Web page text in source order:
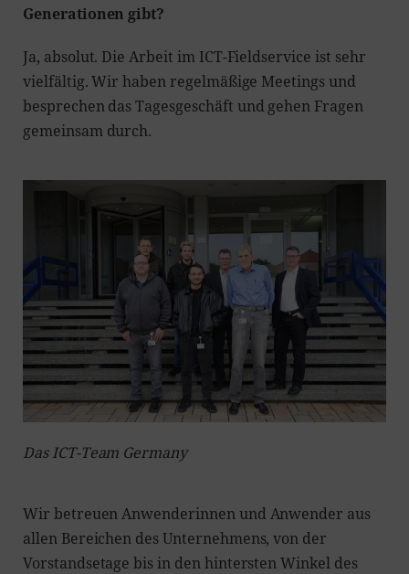
Generationen gibt?
Ja, absolut. Die Arbeit im ICT-Fieldservice ist sehr
vielfältig. Wir haben regelmäßige Meetings und
besprechen das Tagesgeschäft und gehen Fragen
gemeinsam durch.
Das ICT-Team Germany
Wir betreuen Anwenderinnen und Anwender aus
allen Bereichen des Unternehmens, von der
Vorstandsetage bis in den hintersten Winkel des